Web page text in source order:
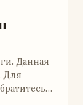
Данная
Для
к